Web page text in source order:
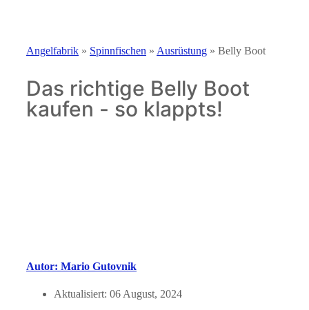
Angelfabrik » Spinnfischen » Ausrüstung » Belly Boot
Das richtige Belly Boot
kaufen - so klappts!
Autor: Mario Gutovnik
Aktualisiert: 06 August, 2024